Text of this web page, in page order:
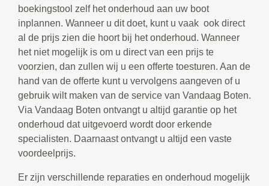
boekingstool zelf het onderhoud aan uw boot
inplannen. Wanneer u dit doet, kunt u vaak ook direct
al de prijs zien die hoort bij het onderhoud. Wanneer
het niet mogelijk is om u direct van een prijs te
voorzien, dan zullen wij u een offerte toesturen. Aan de
hand van de offerte kunt u vervolgens aangeven of u
gebruik wilt maken van de service van Vandaag Boten.
Via Vandaag Boten ontvangt u altijd garantie op het
onderhoud dat uitgevoerd wordt door erkende
specialisten. Daarnaast ontvangt u altijd een vaste
voordeelprijs.
Er zijn verschillende reparaties en onderhoud mogelijk